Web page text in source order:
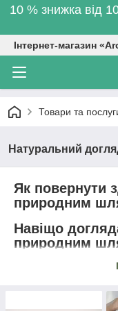
10 % знижка від
Інтернет-магазин
Товари та
Натуральний
Як повернути
природним
Навіщо
природним
Натуральний догляд
агресивних хімічних
силікони, які можуть